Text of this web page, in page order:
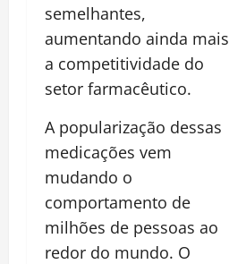
semelhantes,
aumentando ainda mais
a competitividade do
setor farmacêutico.
A popularização dessas
medicações vem
mudando o
comportamento de
milhões de pessoas ao
redor do mundo. O